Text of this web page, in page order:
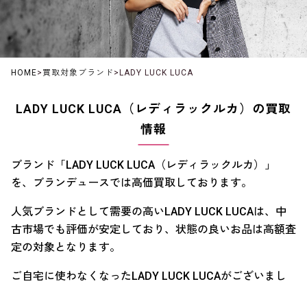
HOME> 買取対象ブランド >LADY LUCK LUCA
LADY LUCK LUCA（レディラックルカ）の買取
情報
ブランド「LADY LUCK LUCA（レディラックルカ）」
を、ブランデュースでは高価買取しております。
人気ブランドとして需要の高いLADY LUCK LUCAは、中
古市場でも評価が安定しており、状態の良いお品は高額査
定の対象となります。
ご自宅に使わなくなったLADY LUCK LUCAがございまし